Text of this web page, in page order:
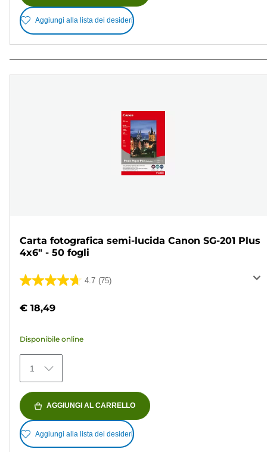
Aggiungi alla lista dei desideri
Carta fotografica semi-lucida Canon SG-201 Plus
4x6" - 50 fogli
4.7 (75)
4.7
5
75
recensioni
€ 18,49
Disponibile online
1
AGGIUNGI AL CARRELLO
Aggiungi alla lista dei desideri